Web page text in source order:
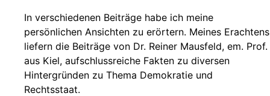
In verschiedenen Beiträge habe ich meine
persönlichen Ansichten zu erörtern. Meines Erachtens
liefern die Beiträge von Dr. Reiner Mausfeld, em. Prof.
aus Kiel, aufschlussreiche Fakten zu diversen
Hintergründen zu Thema Demokratie und
Rechtsstaat.